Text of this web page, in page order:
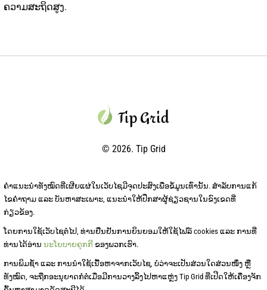
ຄວາມສະຖິດສູງ.
© 2026. Tip Grid
ຄໍາແນະນໍາທັງໝົດທີ່ເຜີຍແຜ່ໃນເວັບໄຊມີຈຸດປະສົງເພື່ອຂໍ້ມູນເທົ່ານັ້ນ. ສໍາລັບການແກ້
ໄຂຄໍາຖາມ ແລະ ບັນຫາສະເພາະ, ແນະນໍາໃຫ້ປຶກສາຜູ້ຊ່ຽວຊານໃນຂົງເຂດທີ່
ກ່ຽວຂ້ອງ.
ໂດຍການໃຊ້ເວັບໄຊຕໍ່ໄປ, ທ່ານຢືນຢັນການຍິນຍອມໃຫ້ໃຊ້ໄຟລ໌ cookies ແລະ ການທີ່
ທ່ານໄດ້ອ່ານ ນະໂຍບາຍຄຸກກີ ຂອງພວກເຮົາ.
ການພິມຊ້ໍາ ແລະ ການນໍາໃຊ້ເນື້ອຫາຈາກເວັບໄຊ, ບໍ່ວ່າຈະເປັນສ່ວນໃດສ່ວນໜຶ່ງ ຫຼື
ທັງໝົດ, ຈະຖືກອະນຸຍາດກໍ່ຕໍ່ເມື່ອມີການວາງລິ້ງໄປຫາແຫຼ່ງ Tip Grid ທີ່ເປີດໃຫ້ເຄື່ອງຈັກ